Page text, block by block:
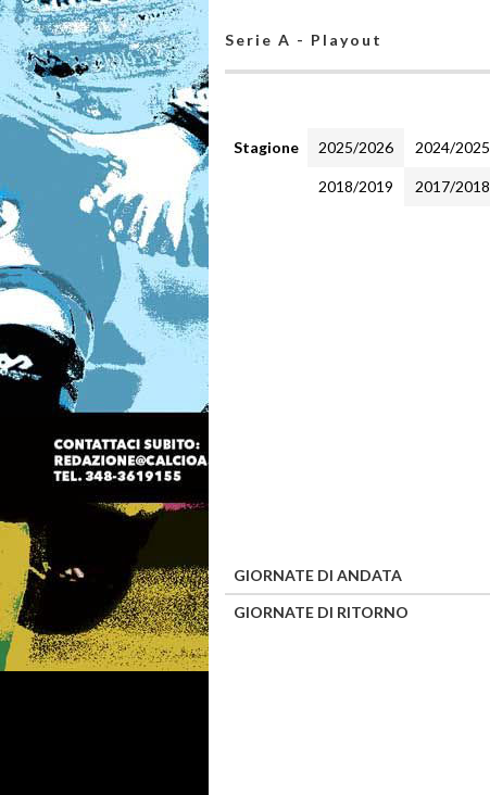
Serie A - Playout
Stagione 2025/2026 2024/2025
2018/2019 2017/2018
GIORNATE DI ANDATA
GIORNATE DI RITORNO